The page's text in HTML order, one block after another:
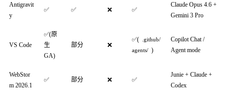
Antigravit
y
✅ ✅ ❌ ✅
Claude Opus 4.6 +
Gemini 3 Pro
VS Code
✅(原
生
GA)
部分 ❌
✅(
.github/
agents/ )
Copilot Chat /
Agent mode
WebStor
m 2026.1
✅ 部分 ❌ ✅
Junie + Claude +
Codex